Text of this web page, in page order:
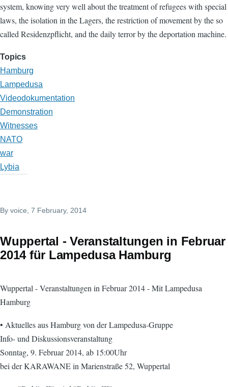
system, knowing very well about the treatment of refugees with special
laws, the isolation in the Lagers, the restriction of movement by the so
called Residenzpflicht, and the daily terror by the deportation machine.
Topics
Hamburg
Lampedusa
Videodokumentation
Demonstration
Witnesses
NATO
war
Lybia
By voice , 7 February, 2014
Wuppertal - Veranstaltungen in Februar
2014 für Lampedusa Hamburg
Wuppertal - Veranstaltungen in Februar 2014 - Mit Lampedusa
Hamburg
• Aktuelles aus Hamburg von der Lampedusa-Gruppe
Info- und Diskussionsveranstaltung
Sonntag, 9. Februar 2014, ab 15:00Uhr
bei der KARAWANE in Marienstraße 52, Wuppertal